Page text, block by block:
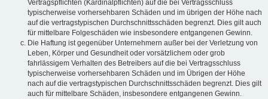
Vertragspflichten (Kardinalpflichten) auf die bei Vertragsschluss
typischerweise vorhersehbaren Schäden und im übrigen der Höhe nach
auf die vertragstypischen Durchschnittsschäden begrenzt. Dies gilt auch
für mittelbare Folgeschäden wie insbesondere entgangenen Gewinn.
Die Haftung ist gegenüber Unternehmern außer bei der Verletzung von
Leben, Körper und Gesundheit oder vorsätzlichem oder grob
fahrlässigem Verhalten des Betreibers auf die bei Vertragsschluss
typischerweise vorhersehbaren Schäden und im Übrigen der Höhe
nach auf die vertragstypischen Durchschnittsschäden begrenzt. Dies gilt
auch für mittelbare Schäden, insbesondere entgangenen Gewinn.